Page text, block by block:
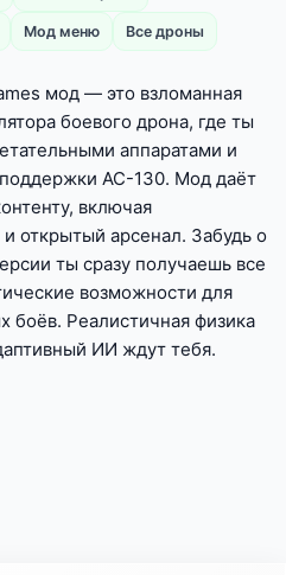
Мод меню Все дроны
мод — это взломанная
боевого дрона, где ты
аппаратами и
AC-130. Мод даёт
включая
открытый арсенал. Забудь о
ты сразу получаешь все
возможности для
боёв. Реалистичная физика
ИИ ждут тебя.